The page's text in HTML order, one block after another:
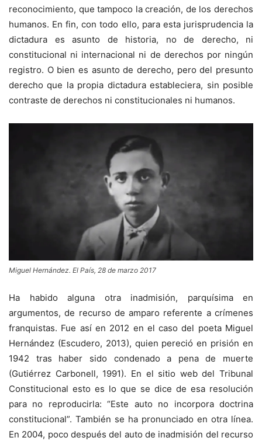
reconocimiento, que tampoco la creación, de los derechos
humanos. En fin, con todo ello, para esta jurisprudencia la
dictadura es asunto de historia, no de derecho, ni
constitucional ni internacional ni de derechos por ningún
registro. O bien es asunto de derecho, pero del presunto
derecho que la propia dictadura estableciera, sin posible
contraste de derechos ni constitucionales ni humanos.
Miguel Hernández. El País, 28 de marzo 2017
Ha habido alguna otra inadmisión, parquísima en
argumentos, de recurso de amparo referente a crímenes
franquistas. Fue así en 2012 en el caso del poeta Miguel
Hernández (Escudero, 2013), quien pereció en prisión en
1942 tras haber sido condenado a pena de muerte
(Gutiérrez Carbonell, 1991). En el sitio web del Tribunal
Constitucional esto es lo que se dice de esa resolución
para no reproducirla: “Este auto no incorpora doctrina
constitucional”. También se ha pronunciado en otra línea.
En 2004, poco después del auto de inadmisión del recurso